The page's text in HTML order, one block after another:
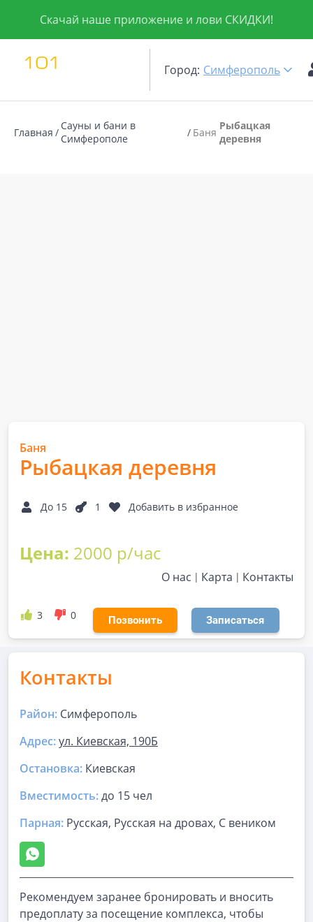
Скачай наше приложение и лови СКИДКИ!
Город: Симферополь
Главная
Сауны и бани в
Симферополе
Баня Рыбацкая
деревня
Баня
Рыбацкая деревня
До 15 1 Добавить в избранное
Цена: 2000 р/час
О нас Карта Контакты
3 0 Позвонить Записаться
Контакты
Район: Симферополь
Адрес:ул. Киевская, 190Б
Остановка: Киевская
Вместимость:до 15 чел
Парная: Русская, Русская на дровах, С веником
Рекомендуем заранее бронировать и вносить
предоплату за посещение комплекса, чтобы